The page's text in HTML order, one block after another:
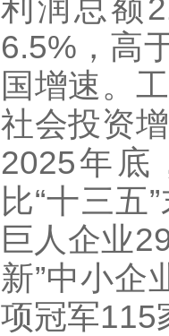
利润总额
6.5%，高
国增速。
社会投资
2025年底
比“十三五
巨人企业
新”中小企
项冠军115